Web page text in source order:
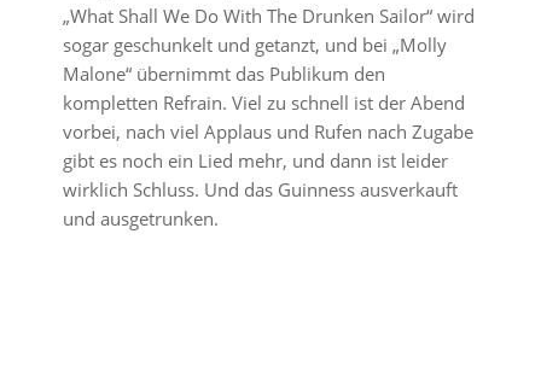
„What Shall We Do With The Drunken Sailor“ wird
sogar geschunkelt und getanzt, und bei „Molly
Malone“ übernimmt das Publikum den
kompletten Refrain. Viel zu schnell ist der Abend
vorbei, nach viel Applaus und Rufen nach Zugabe
gibt es noch ein Lied mehr, und dann ist leider
wirklich Schluss. Und das Guinness ausverkauft
und ausgetrunken.